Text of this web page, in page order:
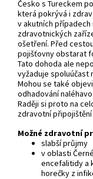
Česko s Tureckem
která pokrývá i
v akutních
zdravotnických
ošetření. Před
pojišťovny obstarat
Tato dohoda ale
vyžaduje spoluúčast
Mohou se také
odhadování
Raději si proto na
zdravotní
Možné zdravotní
slabší průjmy
v oblasti
encefalitidy a
horečky z